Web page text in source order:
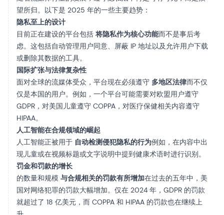
望所归。以下是 2025 年的一些主要趋势：
隐私至上的设计
目前正在建设的平台包括 将隐私作为核心功能而不是事后考
虑。这包括自动管理用户同意、屏蔽 IP 地址以及允许用户下载
或删除其数据的工具。
国际扩张与法律复杂性
面对全球的流媒体受众，平台现在必须遵守 多地区法律而不仅
仅是本国的用户。例如，一个平台可能需要对欧盟用户遵守
GDPR，对美国儿童遵守 COPPA，对医疗保健相关内容遵守
HIPAA。
人工智能在合规领域的崛起
人工智能正被用于 自动检测侵犯隐私的行为例如，在内容中出
现儿童或在视频标题或文字说明中提到健康术语时进行识别。
罚金和罚款的增长
的数量和规模 与合规相关的罚款有所增加在过去的五年中，美
国对网络犯罪的罚款大幅增加。仅在 2024 年，GDPR 的罚款
就超过了 18 亿美元，而 COPPA 和 HIPAA 的罚款也在继续上